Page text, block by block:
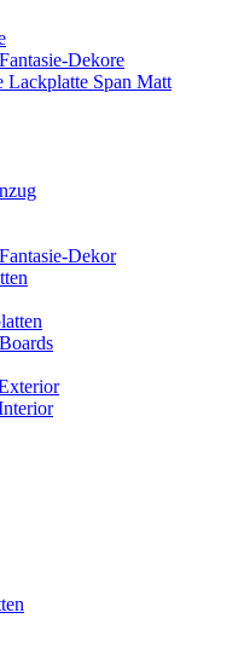
Dekore
Lackplatte Span Matt
Dekor